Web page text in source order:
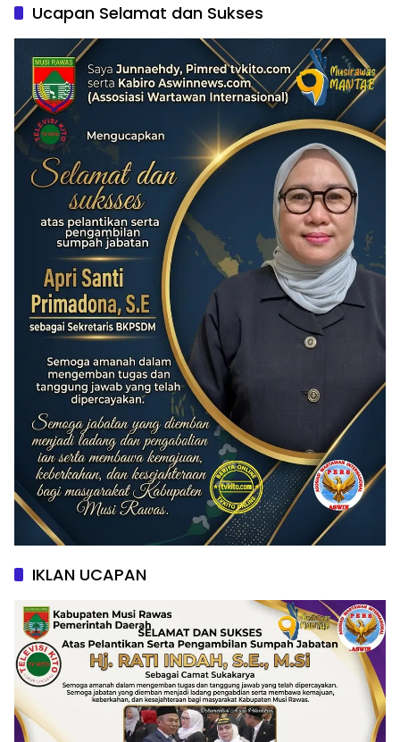
Ucapan Selamat dan Sukses
IKLAN UCAPAN